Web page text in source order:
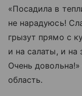
«Посадила в
не нарадуюсь!
грызут прямо с
и на салаты, и на
Очень
область.